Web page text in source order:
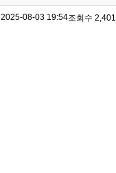
2025-08-03 19:54조회수 2,401